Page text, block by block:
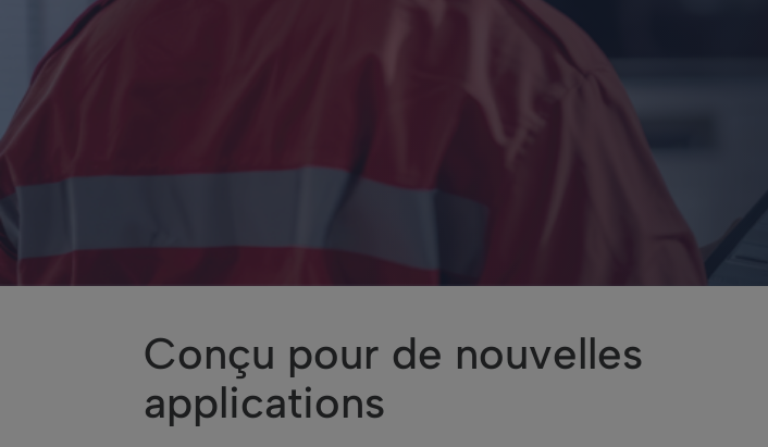
Conçu pour de nouvelles
applications